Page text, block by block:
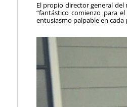
El propio director general
“fantástico comienzo para
entusiasmo palpable en cada